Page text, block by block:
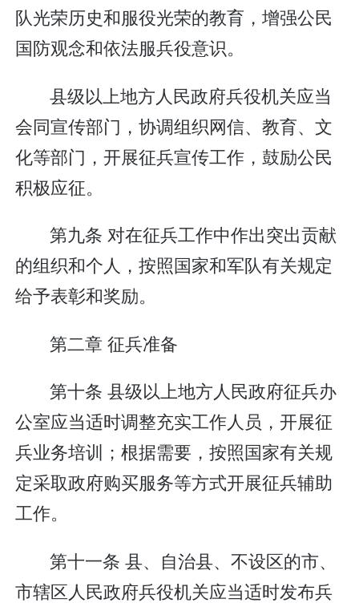
队光荣历史和服役光荣的教育，增强公民
国防观念和依法服兵役意识。
县级以上地方人民政府兵役机关应当
会同宣传部门，协调组织网信、教育、文
化等部门，开展征兵宣传工作，鼓励公民
积极应征。
第九条 对在征兵工作中作出突出贡献
的组织和个人，按照国家和军队有关规定
给予表彰和奖励。
第二章 征兵准备
第十条 县级以上地方人民政府征兵办
公室应当适时调整充实工作人员，开展征
兵业务培训；根据需要，按照国家有关规
定采取政府购买服务等方式开展征兵辅助
工作。
第十一条 县、自治县、不设区的市、
市辖区人民政府兵役机关应当适时发布兵